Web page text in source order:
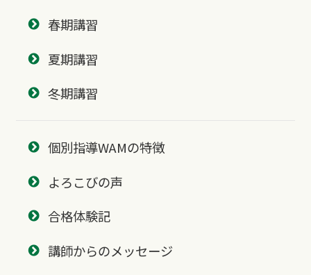
春期講習
夏期講習
冬期講習
個別指導WAMの特徴
よろこびの声
合格体験記
講師からのメッセージ